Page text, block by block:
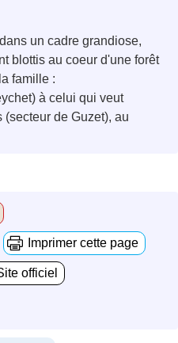
un cadre grandiose,
blottis au coeur d'une forêt
famille :
à celui qui veut
de Guzet), au
Imprimer cette page
officiel